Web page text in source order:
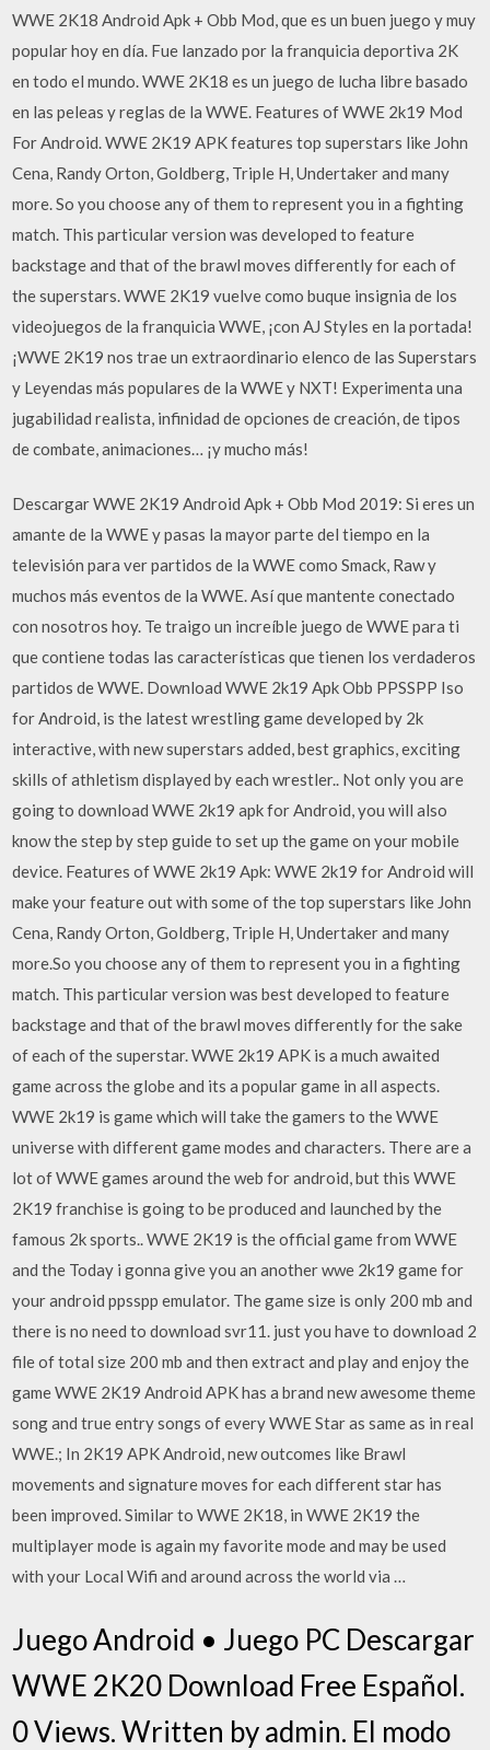
WWE 2K18 Android Apk + Obb Mod, que es un buen juego y muy
popular hoy en día. Fue lanzado por la franquicia deportiva 2K
en todo el mundo. WWE 2K18 es un juego de lucha libre basado
en las peleas y reglas de la WWE. Features of WWE 2k19 Mod
For Android. WWE 2K19 APK features top superstars like John
Cena, Randy Orton, Goldberg, Triple H, Undertaker and many
more. So you choose any of them to represent you in a fighting
match. This particular version was developed to feature
backstage and that of the brawl moves differently for each of
the superstars. WWE 2K19 vuelve como buque insignia de los
videojuegos de la franquicia WWE, ¡con AJ Styles en la portada!
¡WWE 2K19 nos trae un extraordinario elenco de las Superstars
y Leyendas más populares de la WWE y NXT! Experimenta una
jugabilidad realista, infinidad de opciones de creación, de tipos
de combate, animaciones… ¡y mucho más!
Descargar WWE 2K19 Android Apk + Obb Mod 2019: Si eres un
amante de la WWE y pasas la mayor parte del tiempo en la
televisión para ver partidos de la WWE como Smack, Raw y
muchos más eventos de la WWE. Así que mantente conectado
con nosotros hoy. Te traigo un increíble juego de WWE para ti
que contiene todas las características que tienen los verdaderos
partidos de WWE. Download WWE 2k19 Apk Obb PPSSPP Iso
for Android, is the latest wrestling game developed by 2k
interactive, with new superstars added, best graphics, exciting
skills of athletism displayed by each wrestler.. Not only you are
going to download WWE 2k19 apk for Android, you will also
know the step by step guide to set up the game on your mobile
device. Features of WWE 2k19 Apk: WWE 2k19 for Android will
make your feature out with some of the top superstars like John
Cena, Randy Orton, Goldberg, Triple H, Undertaker and many
more.So you choose any of them to represent you in a fighting
match. This particular version was best developed to feature
backstage and that of the brawl moves differently for the sake
of each of the superstar. WWE 2k19 APK is a much awaited
game across the globe and its a popular game in all aspects.
WWE 2k19 is game which will take the gamers to the WWE
universe with different game modes and characters. There are a
lot of WWE games around the web for android, but this WWE
2K19 franchise is going to be produced and launched by the
famous 2k sports.. WWE 2K19 is the official game from WWE
and the Today i gonna give you an another wwe 2k19 game for
your android ppsspp emulator. The game size is only 200 mb and
there is no need to download svr11. just you have to download 2
file of total size 200 mb and then extract and play and enjoy the
game WWE 2K19 Android APK has a brand new awesome theme
song and true entry songs of every WWE Star as same as in real
WWE.; In 2K19 APK Android, new outcomes like Brawl
movements and signature moves for each different star has
been improved. Similar to WWE 2K18, in WWE 2K19 the
multiplayer mode is again my favorite mode and may be used
with your Local Wifi and around across the world via …
Juego Android • Juego PC Descargar
WWE 2K20 Download Free Español.
0 Views. Written by admin. El modo